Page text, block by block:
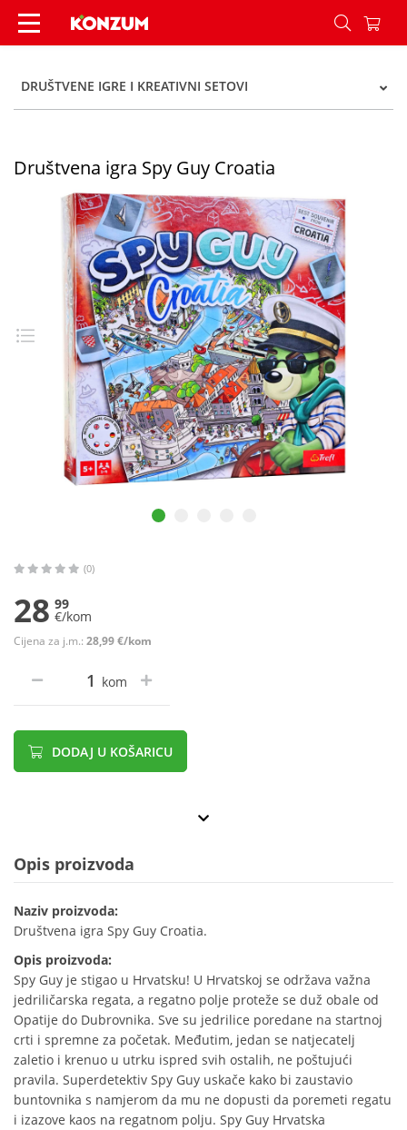
Društvena igra Spy Guy Croatia - Konzum
DRUŠTVENE IGRE I KREATIVNI SETOVI
Društvena igra Spy Guy Croatia
(0)
28 99
€/kom
Cijena za j.m.: 28,99 €/kom
kom
DODAJ U KOŠARICU
Opis proizvoda
Naziv proizvoda:
Društvena igra Spy Guy Croatia.
Opis proizvoda:
Spy Guy je stigao u Hrvatsku! U Hrvatskoj se održava važna
jedriličarska regata, a regatno polje proteže se duž obale od
Opatije do Dubrovnika. Sve su jedrilice poredane na startnoj
crti i spremne za početak. Međutim, jedan se natjecatelj
zaletio i krenuo u utrku ispred svih ostalih, ne poštujući
pravila. Superdetektiv Spy Guy uskače kako bi zaustavio
buntovnika s namjerom da mu ne dopusti da poremeti regatu
i izazove kaos na regatnom polju. Spy Guy Hrvatska